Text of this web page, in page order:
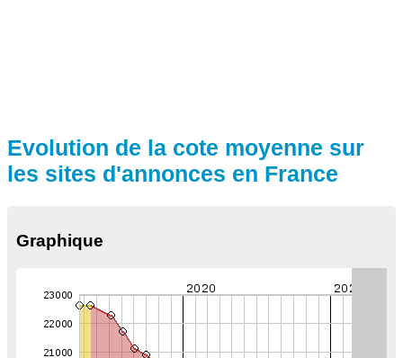
Evolution de la cote moyenne sur
les sites d'annonces en France
Graphique